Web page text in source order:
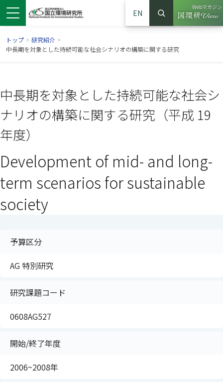
ウで開きます）
ンドウで開きます）
ウインドウで開きます）
EN
サイト内検索
検索
Webマガジン
（別ウイ
トップ > 研究紹介 >
中長期を対象とした持続可能な社会シナリオの構築に関する研究
中長期を対象とした持続可能な社会シ
ナリオの構築に関する研究（平成 19
年度）
Development of mid- and long-
term scenarios for sustainable
society
予算区分
AG 特別研究
研究課題コード
0608AG527
開始/終了年度
2006~2008年